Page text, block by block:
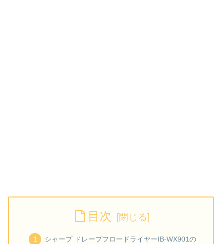
目次
シャープ ドレープフロードライヤーIB-WX901の